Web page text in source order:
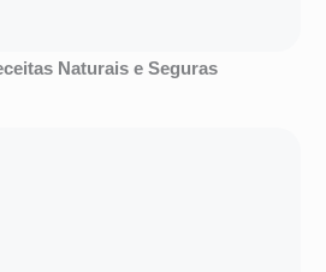
Naturais e Seguras